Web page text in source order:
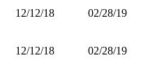
12/12/18 02/28/19
12/12/18 02/28/19